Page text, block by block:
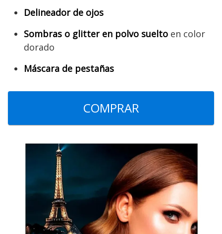
Delineador de ojos
Sombras o glitter en polvo suelto en color
dorado
Máscara de pestañas
COMPRAR